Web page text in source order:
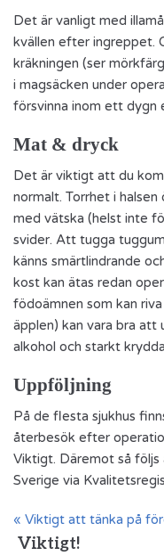
Det är vanligt med
kvällen efter ingreppet.
kräkningen (ser
i magsäcken under
försvinna inom ett dygn
Mat & dryck
Det är viktigt att du
normalt. Torrhet i
med vätska (helst inte
svider. Att tugga
känns smärtlindrande
kost kan ätas redan
födoämnen som kan
äpplen) kan vara bra att
alkohol och starkt
Uppföljning
På de flesta sjukhus
återbesök efter
Viktigt. Däremot så följs
Sverige via
« Viktigt att tänka på
Viktigt!